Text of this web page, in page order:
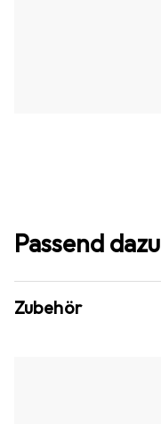
Passend dazu
Zubehör